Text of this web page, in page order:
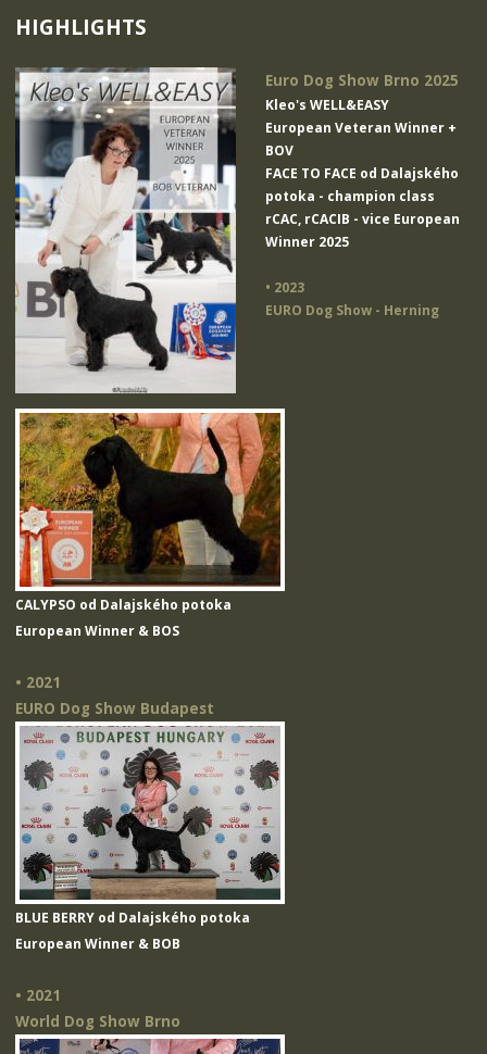
HIGHLIGHTS
Euro Dog Show Brno 2025
Kleo's WELL&EASY
European Veteran Winner +
BOV
FACE TO FACE od Dalajského
potoka - champion class
rCAC, rCACIB - vice European
Winner 2025
• 2023
EURO Dog Show - Herning
CALYPSO od Dalajského potoka
European Winner & BOS
• 2021
EURO Dog Show Budapest
BLUE BERRY od Dalajského potoka
European Winner & BOB
• 2021
World Dog Show Brno